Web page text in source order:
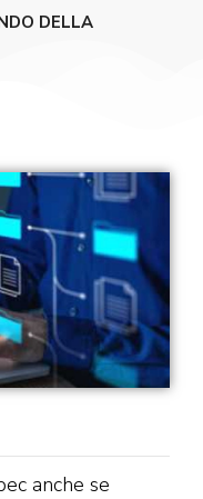
DELLA
anche se